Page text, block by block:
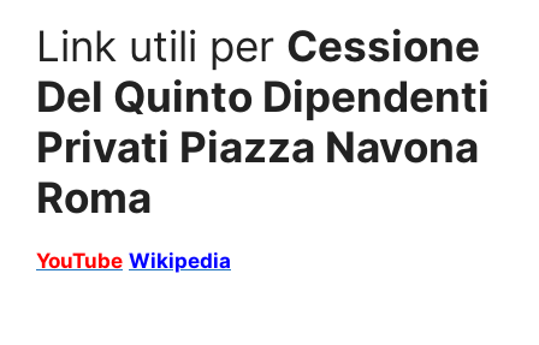
Link utili per Cessione
Del Quinto Dipendenti
Privati Piazza Navona
Roma
YouTube Wikipedia